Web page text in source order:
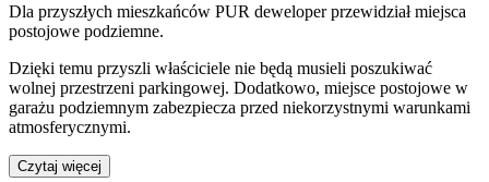
Dla przyszłych mieszkańców PUR deweloper przewidziałmiejsca
postojowe podziemne.
Dzięki temu przyszli właściciele nie będą musieli poszukiwać
wolnej przestrzeni parkingowej. Dodatkowo, miejsce postojowe w
garażu podziemnym zabezpiecza przed niekorzystnymi warunkami
atmosferycznymi.
Czytaj więcej